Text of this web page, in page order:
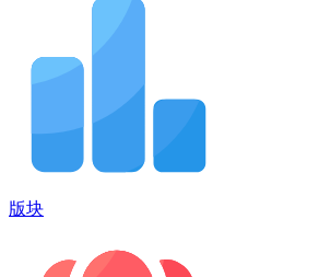
版块